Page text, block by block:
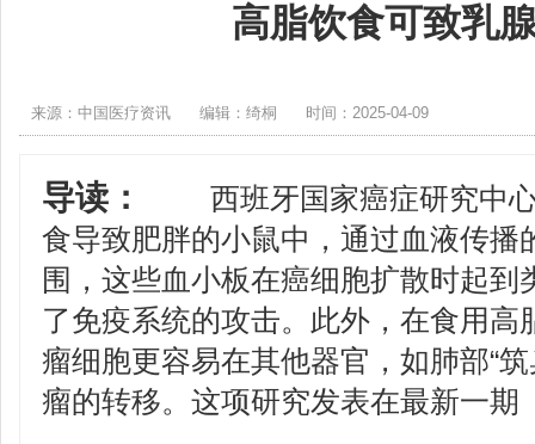
高脂饮食可致乳
来源：中国医疗资讯 编辑：绮桐 时间：2025-04-09
导读：
西班牙国家癌症研究中心
食导致肥胖的小鼠中，通过血液传播
围，这些血小板在癌细胞扩散时起到
了免疫系统的攻击。此外，在食用高
瘤细胞更容易在其他器官，如肺部“
瘤的转移。这项研究发表在最新一期